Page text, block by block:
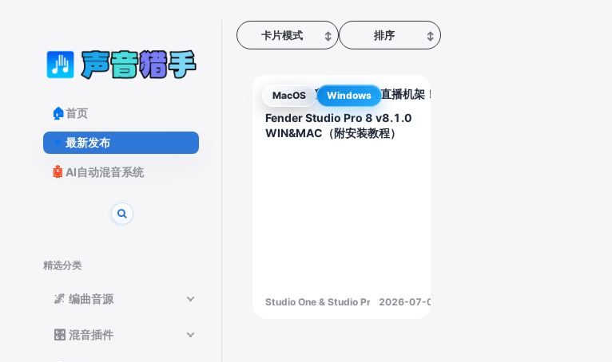
🏠首页
⭐ 最新发布
🤖 AI自动混音系统
精选分类
🌌 编曲音源
🎛️ 混音插件
卡片模式 ↕ 排序 ↕
♬
最新音乐制作软件直播机架！
Fender Studio Pro 8 v8.1.0
WIN&MAC（附安装教程）
Studio One & Studio Pro 2026-07-01
MacOS Windows